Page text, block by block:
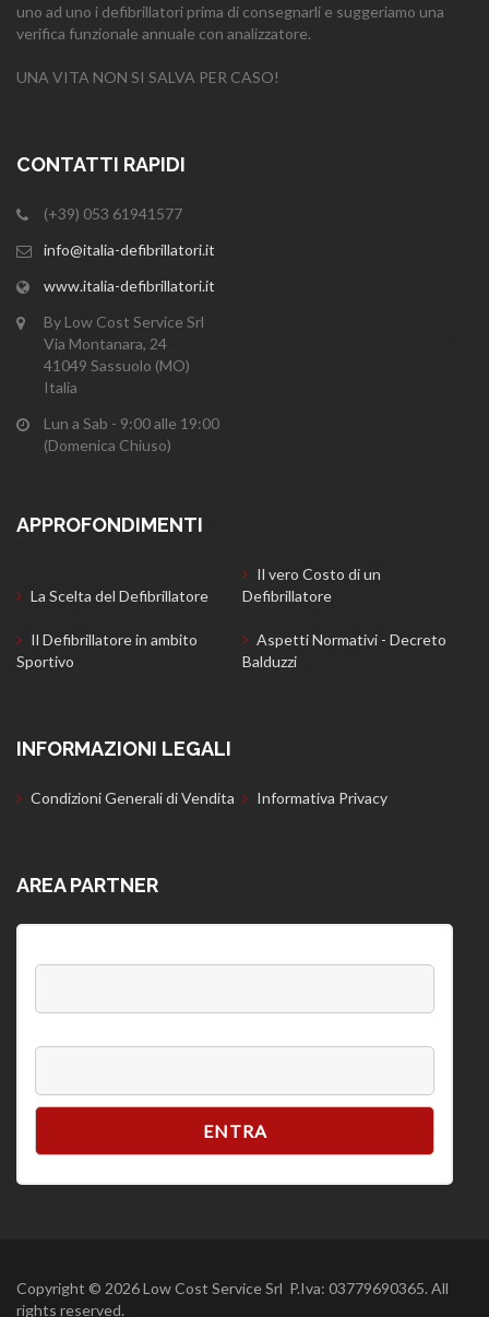
uno ad uno i defibrillatori prima di consegnarli e suggeriamo una
verifica funzionale annuale con analizzatore.
UNA VITA NON SI SALVA PER CASO!
CONTATTI RAPIDI
(+39) 053 61941577
info@italia-defibrillatori.it
www.italia-defibrillatori.it
By Low Cost Service Srl
Via Montanara, 24
41049 Sassuolo (MO)
Italia
Lun a Sab - 9:00 alle 19:00
(Domenica Chiuso)
APPROFONDIMENTI
La Scelta del Defibrillatore
Il vero Costo di un
Defibrillatore
Il Defibrillatore in ambito
Sportivo
Aspetti Normativi - Decreto
Balduzzi
INFORMAZIONI LEGALI
Condizioni Generali di Vendita Informativa Privacy
AREA PARTNER
Copyright © 2026 Low Cost Service Srl P.Iva: 03779690365. All
rights reserved.